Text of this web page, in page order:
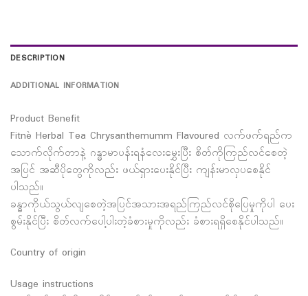
DESCRIPTION
ADDITIONAL INFORMATION
Product Benefit
Fitnè Herbal Tea Chrysanthemumm Flavoured လက်ဖက်ရည်က
သောက်လိုက်တာနဲ့ ဂန္ဓာမာပန်းရနံလေးမွှေးပြီး စိတ်ကိုကြည်လင်စေတဲ့
အပြင် အဆီပိုတွေကိုလည်း ဖယ်ရှားပေးနိုင်ပြီး ကျန်းမာလှပစေနိုင်
ပါသည်။
ခန္ဓာကိုယ်သွယ်လျစေတဲ့အပြင်အသားအရည်ကြည်လင်စိုပြေမှုကိုပါ ပေး
စွမ်းနိုင်ပြီး စိတ်လက်ပေါ့ပါးတဲ့ခံစားမှုကိုလည်း ခံစားရရှိစေနိုင်ပါသည်။
Country of origin
Usage instructions